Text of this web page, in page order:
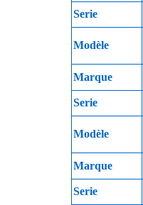
Serie
Modèle
Marque
Serie
Modèle
Marque
Serie